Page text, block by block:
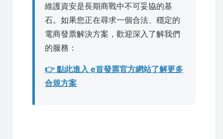
維護資安是長期商戰中不可妥協的基
石。如果您正在尋求一個合法、穩定的
電商發票解決方案，歡迎深入了解我們
的服務：
👉 點此進入 e首發票官方網站了解更多
合規方案